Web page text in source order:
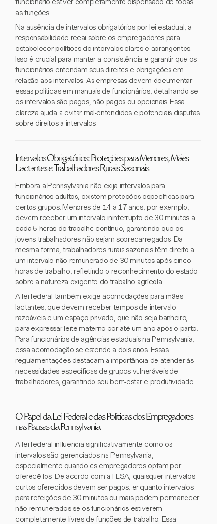
funcionário estiver completamente dispensado de todas
as funções.
Na ausência de intervalos obrigatórios por lei estadual, a
responsabilidade recai sobre os empregadores para
estabelecer políticas de intervalos claras e abrangentes.
Isso é crucial para manter a consistência e garantir que os
funcionários entendam seus direitos e obrigações em
relação aos intervalos. As empresas devem documentar
essas políticas em manuais de funcionários, detalhando se
os intervalos são pagos, não pagos ou opcionais. Essa
clareza ajuda a evitar mal-entendidos e potenciais disputas
sobre direitos a intervalos.
Intervalos Obrigatórios: Proteções para Menores, Mães
Lactantes e Trabalhadores Rurais Sazonais
Embora a Pennsylvania não exija intervalos para
funcionários adultos, existem proteções específicas para
certos grupos. Menores de 14 a 17 anos, por exemplo,
devem receber um intervalo ininterrupto de 30 minutos a
cada 5 horas de trabalho contínuo, garantindo que os
jovens trabalhadores não sejam sobrecarregados. Da
mesma forma, trabalhadores rurais sazonais têm direito a
um intervalo não remunerado de 30 minutos após cinco
horas de trabalho, refletindo o reconhecimento do estado
sobre a natureza exigente do trabalho agrícola.
A lei federal também exige acomodações para mães
lactantes, que devem receber tempos de intervalo
razoáveis e um espaço privado, que não seja banheiro,
para expressar leite materno por até um ano após o parto.
Para funcionários de agências estaduais na Pennsylvania,
essa acomodação se estende a dois anos. Essas
regulamentações destacam a importância de atender às
necessidades específicas de grupos vulneráveis de
trabalhadores, garantindo seu bem-estar e produtividade.
O Papel da Lei Federal e das Políticas dos Empregadores
nas Pausas da Pennsylvania
A lei federal influencia significativamente como os
intervalos são gerenciados na Pennsylvania,
especialmente quando os empregadores optam por
oferecê-los. De acordo com a FLSA, quaisquer intervalos
curtos oferecidos devem ser pagos, enquanto intervalos
para refeições de 30 minutos ou mais podem permanecer
não remunerados se os funcionários estiverem
completamente livres de funções de trabalho. Essa